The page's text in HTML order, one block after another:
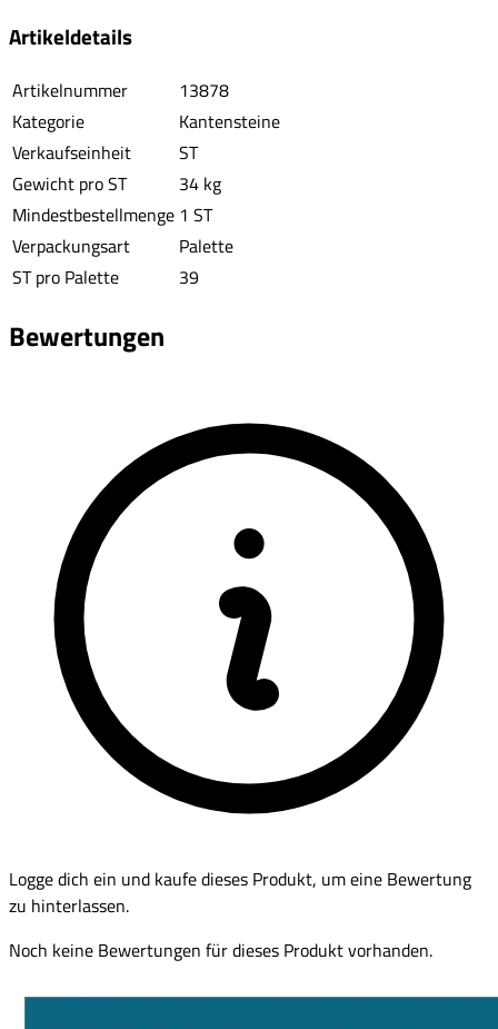
Artikeldetails
Artikelnummer
13878
Kategorie
Kantensteine
Verkaufseinheit
ST
Gewicht pro ST
34 kg
Mindestbestellmenge 1 ST
Verpackungsart
Palette
ST pro Palette
39
Bewertungen
Logge dich ein und kaufe dieses Produkt, um eine Bewertung
zu hinterlassen.
Noch keine Bewertungen für dieses Produkt vorhanden.